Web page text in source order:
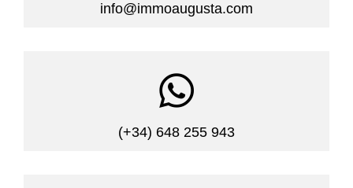
info@immoaugusta.com

(+34) 648 255 943